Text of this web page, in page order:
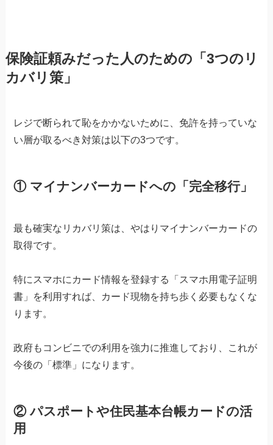
保険証頼みだった人のための「3つのリ
カバリ策」
レジで断られて恥をかかないために、免許を持っていな
い層が取るべき対策は以下の3つです。
① マイナンバーカードへの「完全移行」
最も確実なリカバリ策は、やはりマイナンバーカードの
取得です。
特にスマホにカード情報を登録する「スマホ用電子証明
書」を利用すれば、カード現物を持ち歩く必要もなくな
ります。
政府もコンビニでの利用を強力に推進しており、これが
今後の「標準」になります。
② パスポートや住民基本台帳カードの活
用